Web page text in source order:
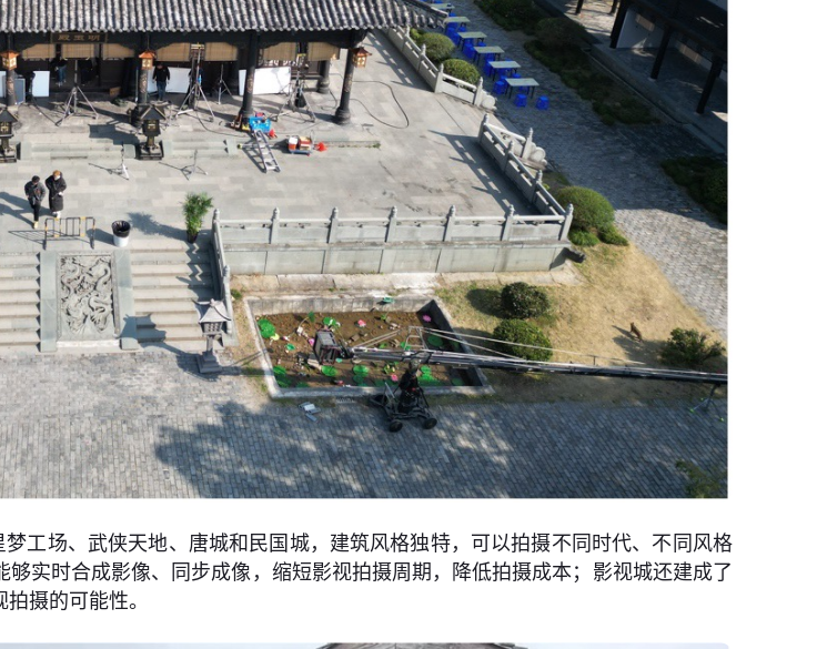
工场、武侠天地、唐城和民国城，建筑风格独特，可以拍摄不同时代、不同风格
实时合成影像、同步成像，缩短影视拍摄周期，降低拍摄成本；影视城还建成了
摄的可能性。